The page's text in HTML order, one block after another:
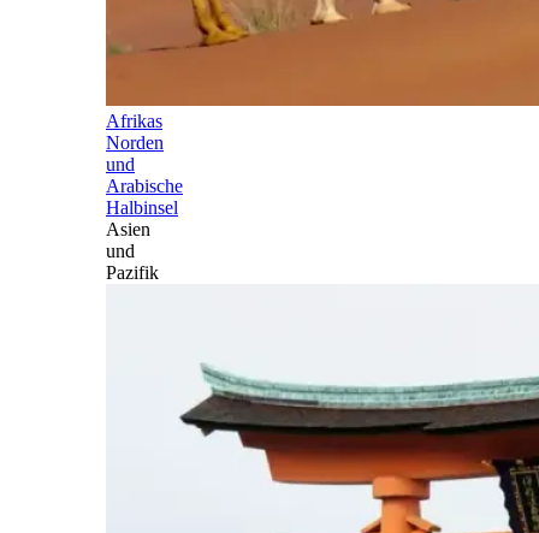
Afrikas
Norden
und
Arabische
Halbinsel
Asien
und
Pazifik